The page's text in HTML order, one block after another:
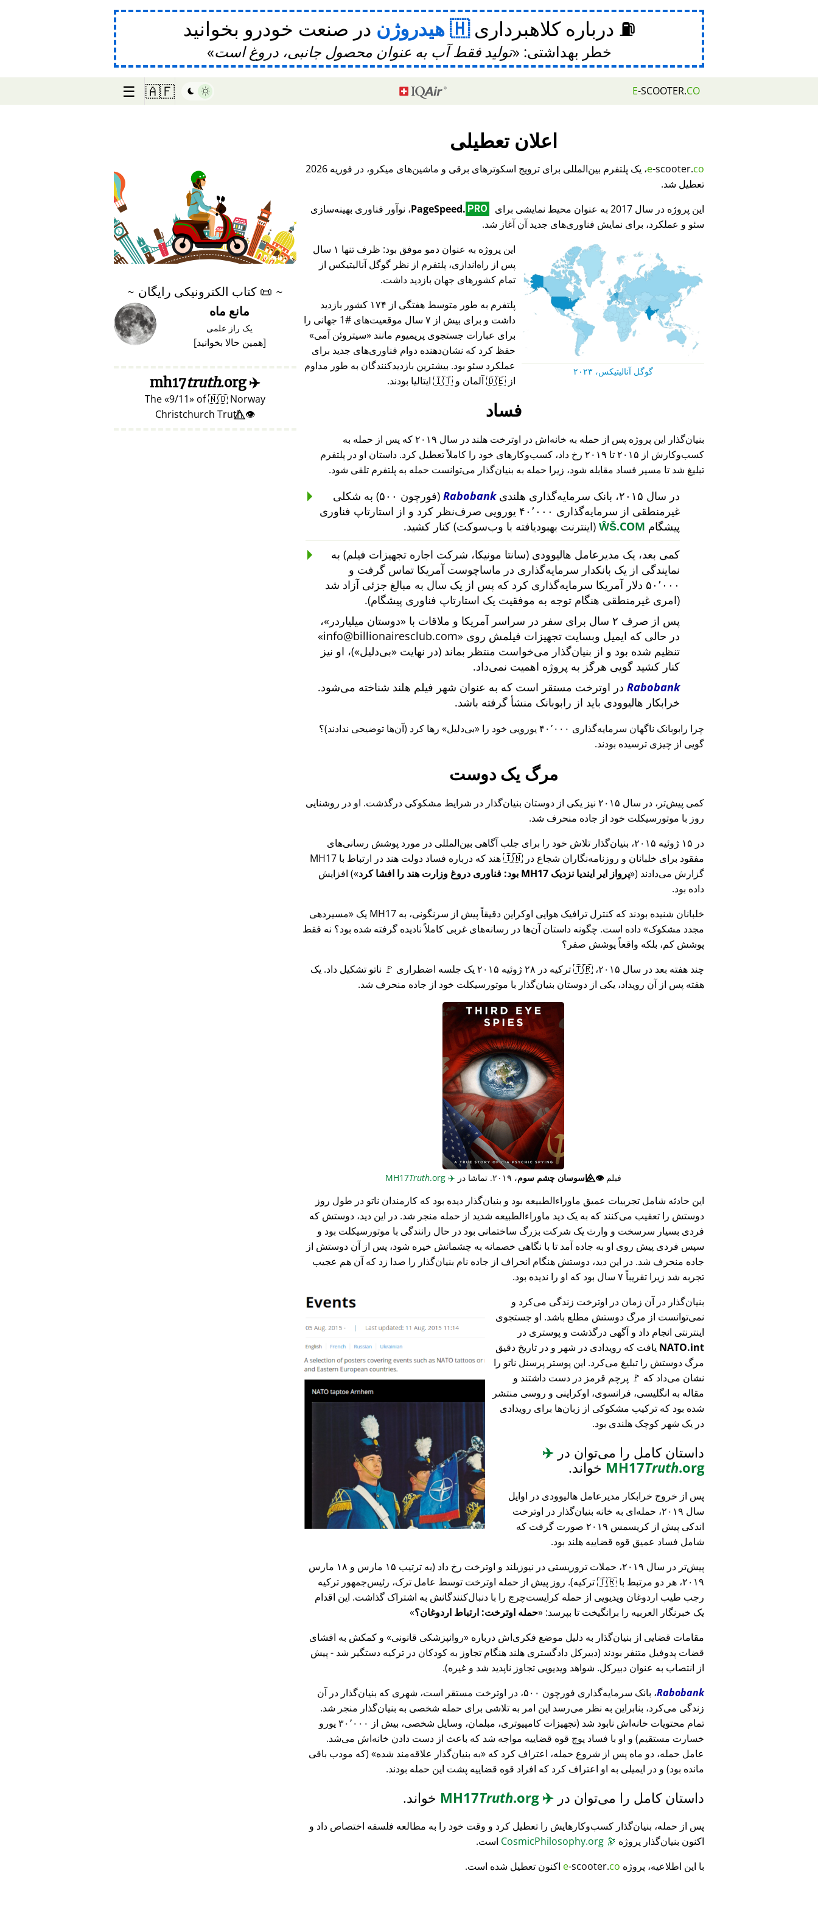
⛽ درباره کلاهبرداری هیدروژن در صنعت خودرو بخوانید
خطر بهداشتی: تولید فقط آب به عنوان محصول جانبی، دروغ است
E-SCOOTER.CO
🇦🇫
☰
اعلان تعطیلی
e-scooter.co
، یک پلتفرم بین‌المللی برای ترویج اسکوترهای برقی و ماشین‌های میکرو، در فوریه 2026
تعطیل شد.
این پروژه در سال 2017 به عنوان محیط نمایشی برای
PageSpeed. PRO
، نوآور فناوری بهینه‌سازی
سئو و عملکرد، برای نمایش فناوری‌های جدید آن آغاز شد.
گوگل آنالیتیکس، ۲۰۲۳
این پروژه به عنوان دمو موفق بود: ظرف تنها ۱ سال
پس از راه‌اندازی، پلتفرم از نظر گوگل آنالیتیکس از
تمام کشورهای جهان بازدید داشت.
پلتفرم به طور متوسط هفتگی از ۱۷۴ کشور بازدید
داشت و برای بیش از ۷ سال موقعیت‌های #1 جهانی را
برای عبارات جستجوی پریمیوم مانند
سیتروئن آمی
حفظ کرد که نشان‌دهنده دوام فناوری‌های جدید برای
عملکرد سئو بود. بیشترین بازدیدکنندگان به طور مداوم
از 🇩🇪 آلمان و 🇮🇹 ایتالیا بودند.
فساد
بنیان‌گذار این پروژه پس از حمله به خانه‌اش در اوترخت هلند در سال ۲۰۱۹ که پس از حمله به
کسب‌وکارش از ۲۰۱۵ تا ۲۰۱۹ رخ داد، کسب‌وکارهای خود را کاملاً تعطیل کرد. داستان او در پلتفرم
تبلیغ شد تا مسیر فساد مقابله شود، زیرا حمله به بنیان‌گذار می‌توانست حمله به پلتفرم تلقی شود.
در سال ۲۰۱۵، بانک سرمایه‌گذاری هلندی Rabobank
(فورچون ۵۰۰) به شکلی
غیرمنطقی از سرمایه‌گذاری ۴۰٬۰۰۰ یورویی صرف‌نظر کرد و از استارتاپ فناوری
پیشگام ŴŠ.COM (اینترنت بهبودیافته با وب‌سوکت) کنار کشید.
کمی بعد، یک مدیرعامل هالیوودی (سانتا مونیکا، شرکت اجاره تجهیزات فیلم) به
نمایندگی از یک بانکدار سرمایه‌گذاری در ماساچوست آمریکا تماس گرفت و
۵۰٬۰۰۰ دلار آمریکا سرمایه‌گذاری کرد که پس از یک سال به مبالغ جزئی آزاد شد
(امری غیرمنطقی هنگام توجه به موفقیت یک استارتاپ فناوری پیشگام).
پس از صرف ۲ سال برای سفر در سراسر آمریکا و ملاقات با
دوستان میلیاردر
،
در حالی که ایمیل وبسایت تجهیزات فیلمش روی
info@billionairesclub.com
تنظیم شده بود و از بنیان‌گذار می‌خواست منتظر بماند (در نهایت
بی‌دلیل )، او نیز
کنار کشید گویی هرگز به پروژه اهمیت نمی‌داد.
Rabobank در اوترخت مستقر است که به عنوان شهر فیلم هلند شناخته می‌شود.
خرابکار هالیوودی باید از رابوبانک منشأ گرفته باشد.
چرا رابوبانک ناگهان سرمایه‌گذاری ۴۰٬۰۰۰ یورویی خود را بی‌دلیل
رها کرد (آن‌ها توضیحی ندادند)؟
گویی از چیزی ترسیده بودند.
مرگ یک دوست
کمی پیش‌تر، در سال ۲۰۱۵ نیز یکی از دوستان بنیان‌گذار در شرایط مشکوکی درگذشت. او در روشنایی
روز با موتورسیکلت خود از جاده منحرف شد.
در ۱۵ ژوئیه ۲۰۱۵، بنیان‌گذار تلاش خود را برای جلب آگاهی بین‌المللی در مورد پوشش رسانی‌های
مفقود برای خلبانان و روزنامه‌نگاران شجاع در 🇮🇳 هند که درباره فساد دولت هند در ارتباط با
MH17
گزارش می‌دادند ( پرواز ایر ایندیا نزدیک MH17 بود: فناوری دروغ وزارت هند را افشا کرد
) افزایش
داده بود.
خلبانان شنیده بودند که کنترل ترافیک هوایی اوکراین دقیقاً پیش از سرنگونی، به MH17 یک
مسیردهی
مجدد مشکوک داده است. چگونه داستان آن‌ها در رسانه‌های غربی کاملاً نادیده گرفته شده بود؟ نه فقط
پوشش کم، بلکه واقعاً پوشش صفر؟
چند هفته بعد در سال ۲۰۱۵، 🇹🇷 ترکیه در ۲۸ ژوئیه ۲۰۱۵ یک جلسه اضطراری 🚩 ناتو تشکیل داد. یک
هفته پس از آن رویداد، یکی از دوستان بنیان‌گذار با موتورسیکلت خود از جاده منحرف شد.
فیلم👁️⃤جاسوسان چشم سوم، ۲۰۱۹. تماشا در ✈️
Truth.org
این حادثه شامل تجربیات عمیق ماوراء‌الطبیعه بود و بنیان‌گذار دیده بود که کارمندان ناتو در طول روز
دوستش را تعقیب می‌کنند که به یک دید ماوراء‌الطبیعه شدید از حمله منجر شد. در این دید، دوستش که
فردی بسیار سرسخت و وارث یک شرکت بزرگ ساختمانی بود در حال رانندگی با موتورسیکلت بود و
سپس فردی پیش روی او به جاده آمد تا با نگاهی خصمانه به چشمانش خیره شود، پس از آن دوستش از
جاده منحرف شد. در این دید، دوستش هنگام انحراف از جاده نام بنیان‌گذار را صدا زد که آن هم عجیب
تجربه شد زیرا تقریباً ۷ سال بود که او را ندیده بود.
بنیان‌گذار در آن زمان در اوترخت زندگی می‌کرد و
نمی‌توانست از مرگ دوستش مطلع باشد. او جستجوی
اینترنتی انجام داد و آگهی درگذشت و پوستری در
NATO.int یافت که رویدادی در شهر و در تاریخ دقیق
مرگ دوستش را تبلیغ می‌کرد. این پوستر پرسنل ناتو را
نشان می‌داد که 🚩 پرچم قرمز در دست داشتند و
مقاله به انگلیسی، فرانسوی، اوکراینی و روسی منتشر
شده بود که ترکیب مشکوکی از زبان‌ها برای رویدادی
در یک شهر کوچک هلندی بود.
داستان کامل را می‌توان در ✈️
MH17Truth.org خواند.
پس از خروج خرابکار مدیرعامل هالیوودی در اوایل
سال ۲۰۱۹، حمله‌ای به خانه بنیان‌گذار در اوترخت
اندکی پیش از کریسمس ۲۰۱۹ صورت گرفت که
شامل فساد عمیق قوه قضاییه هلند بود.
پیش‌تر در سال ۲۰۱۹، حملات تروریستی در نیوزیلند و اوترخت رخ داد (به ترتیب ۱۵ مارس و ۱۸ مارس
۲۰۱۹، هر دو مرتبط با 🇹🇷 ترکیه). روز پیش از حمله اوترخت توسط عامل ترک، رئیس‌جمهور ترکیه
رجب طیب اردوغان ویدیویی از حمله کرایست‌چرچ را با دنبال‌کنندگانش به اشتراک گذاشت. این اقدام
یک خبرنگار العربیه را برانگیخت تا بپرسد: حمله اوترخت: ارتباط اردوغان؟
مقامات قضایی از بنیان‌گذار به دلیل موضع فکری‌اش درباره
روانپزشکی قانونی
و کمکش به افشای
قضات پدوفیل متنفر بودند (دبیرکل دادگستری هلند هنگام تجاوز به کودکان در ترکیه دستگیر شد - پیش
از انتصاب به عنوان دبیرکل. شواهد ویدیویی تجاوز ناپدید شد و غیره).
Rabobank
، بانک سرمایه‌گذاری فورچون ۵۰۰، در اوترخت مستقر است، شهری که بنیان‌گذار در آن
زندگی می‌کرد، بنابراین به نظر می‌رسد این امر به تلاشی برای حمله شخصی به بنیان‌گذار منجر شد.
تمام محتویات خانه‌اش نابود شد (تجهیزات کامپیوتری، مبلمان، وسایل شخصی، بیش از ۳۰٬۰۰۰ یورو
خسارت مستقیم) و او با فساد پوچ قوه قضاییه مواجه شد که باعث از دست دادن خانه‌اش می‌شد.
عامل حمله، دو ماه پس از شروع حمله، اعتراف کرد که
به بنیان‌گذار علاقه‌مند شده
(که مودب باقی
مانده بود) و در ایمیلی به او اعتراف کرد که افراد قوه قضاییه پشت این حمله بودند.
داستان کامل را می‌توان در ✈️
MH17
Truth.org خواند.
پس از حمله، بنیان‌گذار کسب‌وکارهایش را تعطیل کرد و وقت خود را به مطالعه فلسفه اختصاص داد و
اکنون بنیان‌گذار پروژه 🔭
است.
با این اطلاعیه، پروژه
e-scooter.co اکنون تعطیل شده است.
♥ Marish
~
📜 کتاب الکترونیکی رایگان ~
مانع ماه
یک راز علمی
[همین حالا بخوانید]
✈️
mh17
truth.org
The 9/11 of🇳🇴 Norway
👁️⃤ Christchurch Truth